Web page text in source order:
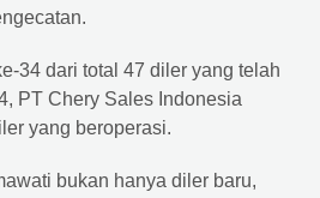
34 dari total 47 diler yang telah
PT Chery Sales Indonesia
yang beroperasi.
bukan hanya diler baru,